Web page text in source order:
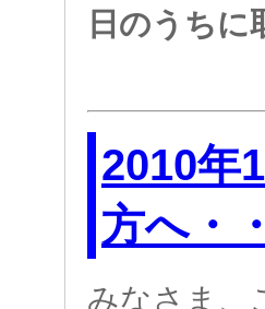
日のうち
2010年
方へ・
みなさま、